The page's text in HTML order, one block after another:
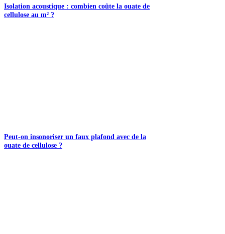
Isolation acoustique : combien coûte la ouate de
cellulose au m² ?
Peut-on insonoriser un faux plafond avec de la
ouate de cellulose ?